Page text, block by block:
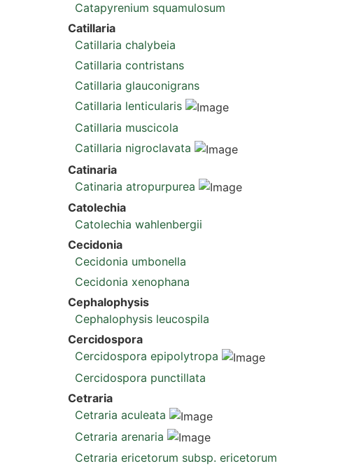
Catapyrenium squamulosum
Catillaria
Catillaria chalybeia
Catillaria contristans
Catillaria glauconigrans
Catillaria lenticularis
Catillaria muscicola
Catillaria nigroclavata
Catinaria
Catinaria atropurpurea
Catolechia
Catolechia wahlenbergii
Cecidonia
Cecidonia umbonella
Cecidonia xenophana
Cephalophysis
Cephalophysis leucospila
Cercidospora
Cercidospora epipolytropa
Cercidospora punctillata
Cetraria
Cetraria aculeata
Cetraria arenaria
Cetraria ericetorum subsp. ericetorum